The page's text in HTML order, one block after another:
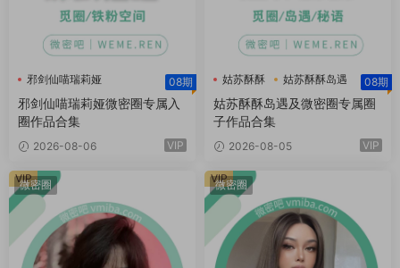
邪剑仙喵瑞莉娅
邪剑仙喵瑞莉娅微密圈
08期
邪剑仙喵瑞莉娅微密圈专属入
圈作品合集
2026-08-06 VIP
姑苏酥酥
姑苏酥酥岛遇
姑苏酥酥微密圈
08期
姑苏酥酥岛遇及微密圈专属圈
子作品合集
2026-08-05 VIP
微密圈
VIP 微密圈
VIP